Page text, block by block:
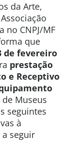
da Arte,
no CNPJ/MF
que
de fevereiro
prestação
e Receptivo
Museus
seguintes
à
seguir